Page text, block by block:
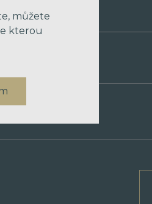
můžete
kterou